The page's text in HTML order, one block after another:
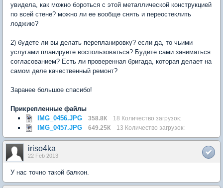
увидела, как можно бороться с этой металлической конструкцией
по всей стене? можно ли ее вообще снять и переостеклить
лоджию?
2) будете ли вы делать перепланировку? если да, то чьими
услугами планируете воспользоваться? Будите сами заниматься
согласованием? Есть ли проверенная бригада, которая делает на
самом деле качественный ремонт?
Заранее большое спасибо!
Прикрепленные файлы
IMG_0456.JPG
358.8К 18 Количество загрузок:
IMG_0457.JPG 649.25К 13 Количество загрузок:
iriso4ka
22 Feb 2013
У нас точно такой балкон.